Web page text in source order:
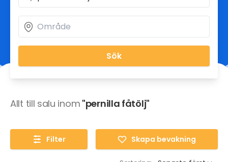
Sök
Allt till salu inom "pernilla fåtölj"
Filter Skapa bevakning